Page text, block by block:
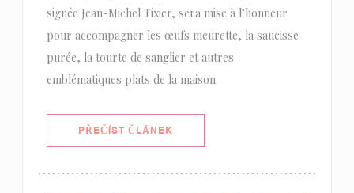
signée Jean-Michel Tixier, sera mise à l’honneur
pour accompagner les œufs meurette, la saucisse
purée, la tourte de sanglier et autres
emblématiques plats de la maison.
PŘEČÍST ČLÁNEK